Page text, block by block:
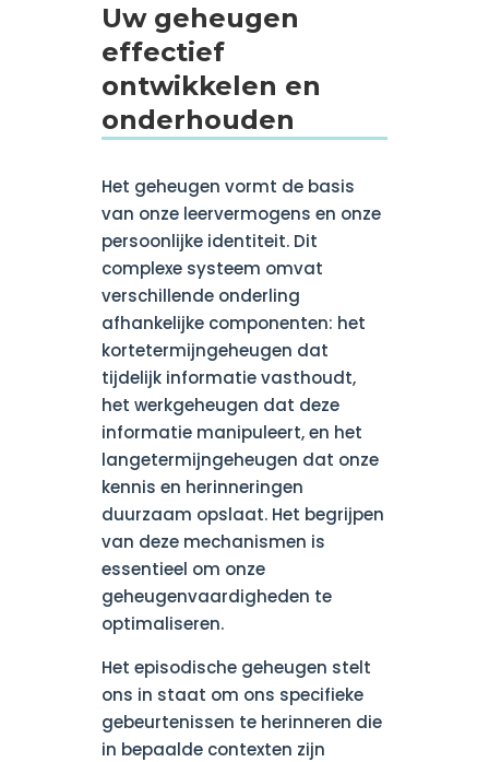
Uw geheugen
effectief
ontwikkelen en
onderhouden
Het geheugen vormt de basis
van onze leervermogens en onze
persoonlijke identiteit. Dit
complexe systeem omvat
verschillende onderling
afhankelijke componenten: het
kortetermijngeheugen dat
tijdelijk informatie vasthoudt,
het werkgeheugen dat deze
informatie manipuleert, en het
langetermijngeheugen dat onze
kennis en herinneringen
duurzaam opslaat. Het begrijpen
van deze mechanismen is
essentieel om onze
geheugenvaardigheden te
optimaliseren.
Het episodische geheugen stelt
ons in staat om ons specifieke
gebeurtenissen te herinneren die
in bepaalde contexten zijn